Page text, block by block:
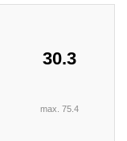
30.3
max. 75.4